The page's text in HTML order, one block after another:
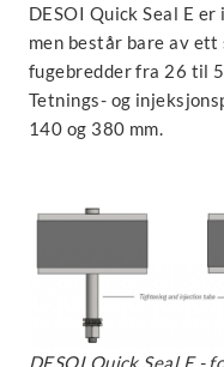
DESOI Quick Seal E
men består bare av
fugebredder fra 26 til
Tetnings- og
140 og 380 mm.
DESOI Quick Seal E -